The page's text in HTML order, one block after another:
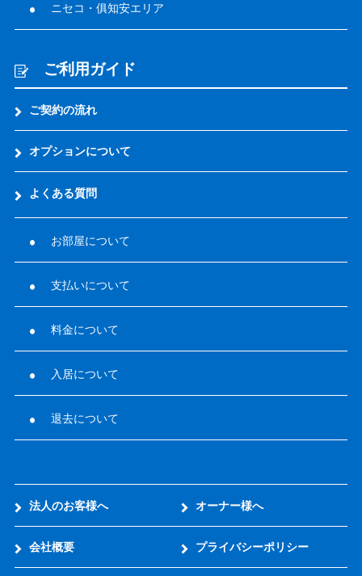
ニセコ・俱知安エリア
ご利用ガイド
ご契約の流れ
オプションについて
よくある質問
お部屋について
支払いについて
料金について
入居について
退去について
法人のお客様へ オーナー様へ
会社概要 プライバシーポリシー